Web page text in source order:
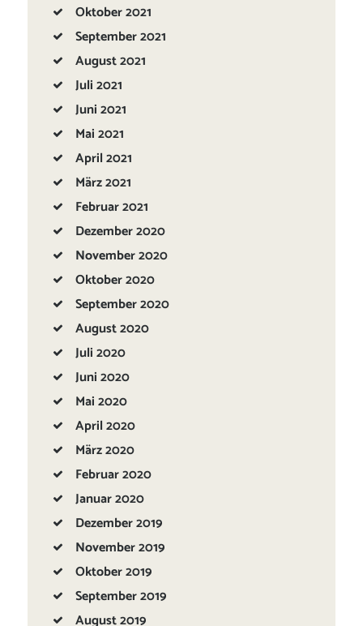
Oktober2021
September2021
August2021
Juli2021
Juni2021
Mai2021
April2021
März2021
Februar2021
Dezember2020
November2020
Oktober2020
September2020
August2020
Juli2020
Juni2020
Mai2020
April2020
März2020
Februar2020
Januar2020
Dezember2019
November2019
Oktober2019
September2019
August2019